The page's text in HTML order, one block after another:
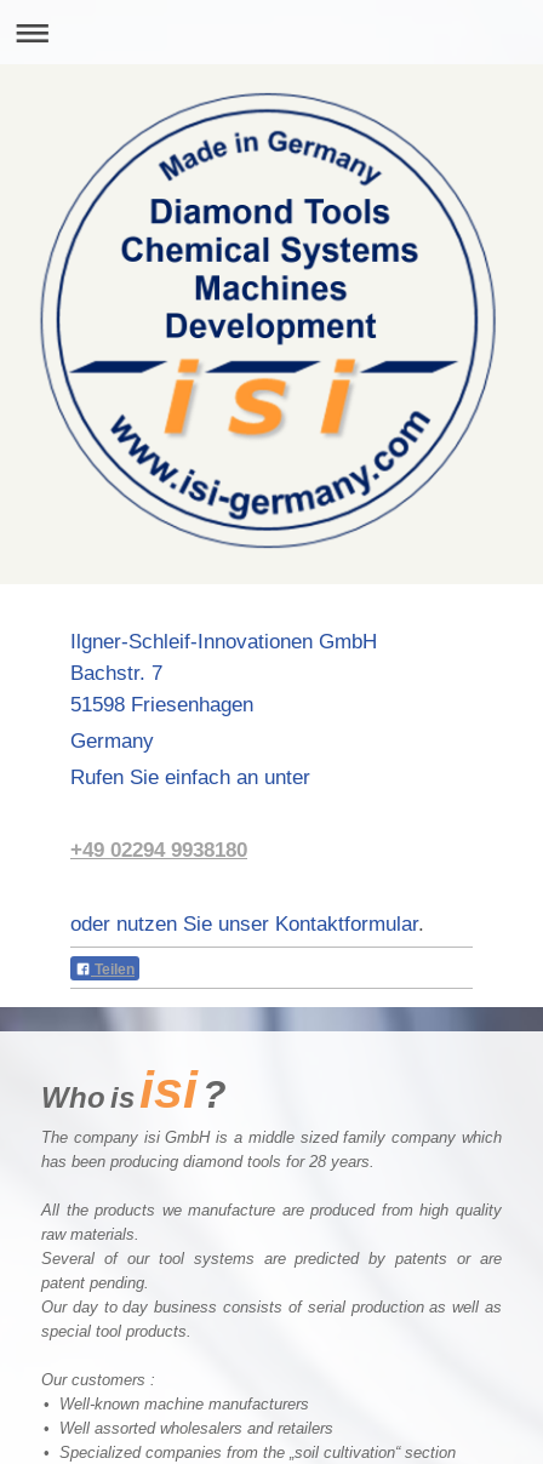
Ilgner-Schleif-Innovationen GmbH
Bachstr. 7
51598 Friesenhagen
Germany
Rufen Sie einfach an unter
+49 02294 9938180
oder nutzen Sie unser Kontaktformular.
Teilen
Whoisisi?
The company isi GmbH is a middle sized family company which
has been producing diamond tools for 28 years.
All the products we manufacture are produced from high quality
raw materials.
Several of our tool systems are predicted by patents or are
patent pending.
Our day to day business consists of serial production as well as
special tool products.
Our customers :
•
Well-known machine manufacturers
• Well assorted wholesalers and retailers
•
Specialized companies from the „soil cultivation“ section